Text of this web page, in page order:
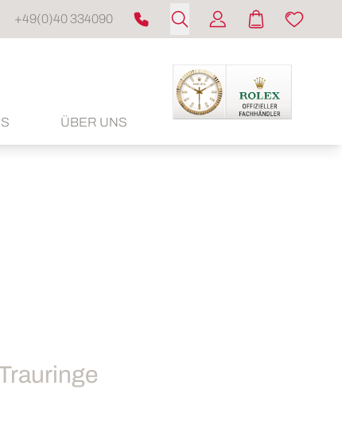
+49(0)40 334090
ÜBER UNS